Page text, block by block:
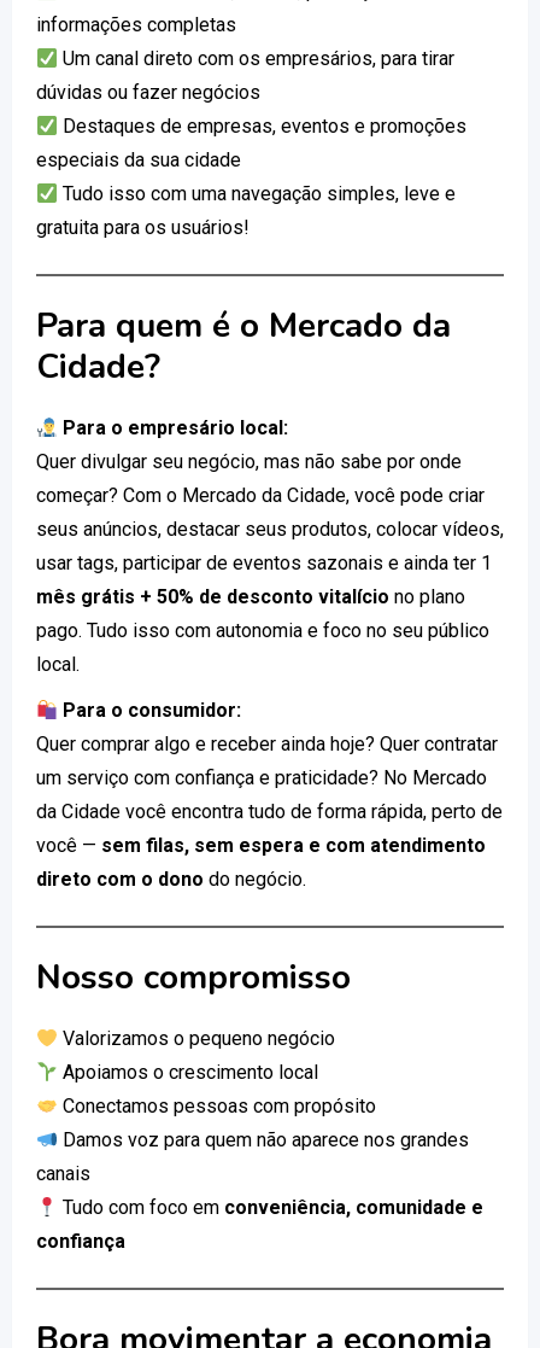
informações completas
Um canal direto com os empresários, para tirar
dúvidas ou fazer negócios
Destaques de empresas, eventos e promoções
especiais da sua cidade
Tudo isso com uma navegação simples, leve e
gratuita para os usuários!
Para quem é o Mercado da
Cidade?
Para o empresário local:
Quer divulgar seu negócio, mas não sabe por onde
começar? Com o Mercado da Cidade, você pode criar
seus anúncios, destacar seus produtos, colocar vídeos,
usar tags, participar de eventos sazonais e ainda ter 1
mês grátis + 50% de desconto vitalício no plano
pago. Tudo isso com autonomia e foco no seu público
local.
Para o consumidor:
Quer comprar algo e receber ainda hoje? Quer contratar
um serviço com confiança e praticidade? No Mercado
da Cidade você encontra tudo de forma rápida, perto de
você — sem filas, sem espera e com atendimento
direto com o dono do negócio.
Nosso compromisso
Valorizamos o pequeno negócio
Apoiamos o crescimento local
Conectamos pessoas com propósito
Damos voz para quem não aparece nos grandes
canais
Tudo com foco em conveniência, comunidade e
confiança